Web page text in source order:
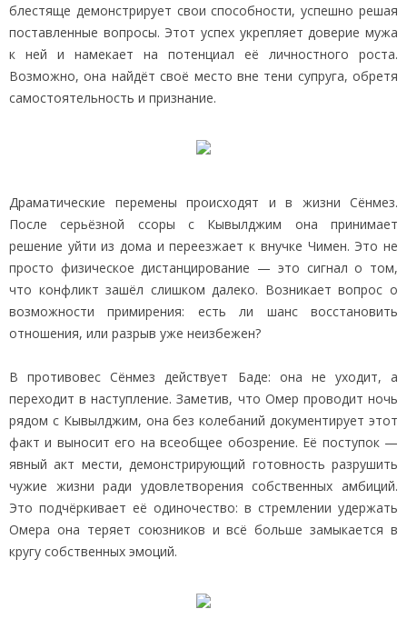
блестяще демонстрирует свои способности, успешно решая
поставленные вопросы. Этот успех укрепляет доверие мужа
к ней и намекает на потенциал её личностного роста.
Возможно, она найдёт своё место вне тени супруга, обретя
самостоятельность и признание.
Драматические перемены происходят и в жизни Сёнмез.
После серьёзной ссоры с Кывылджим она принимает
решение уйти из дома и переезжает к внучке Чимен. Это не
просто физическое дистанцирование — это сигнал о том,
что конфликт зашёл слишком далеко. Возникает вопрос о
возможности примирения: есть ли шанс восстановить
отношения, или разрыв уже неизбежен?
В противовес Сёнмез действует Баде: она не уходит, а
переходит в наступление. Заметив, что Омер проводит ночь
рядом с Кывылджим, она без колебаний документирует этот
факт и выносит его на всеобщее обозрение. Её поступок —
явный акт мести, демонстрирующий готовность разрушить
чужие жизни ради удовлетворения собственных амбиций.
Это подчёркивает её одиночество: в стремлении удержать
Омера она теряет союзников и всё больше замыкается в
кругу собственных эмоций.